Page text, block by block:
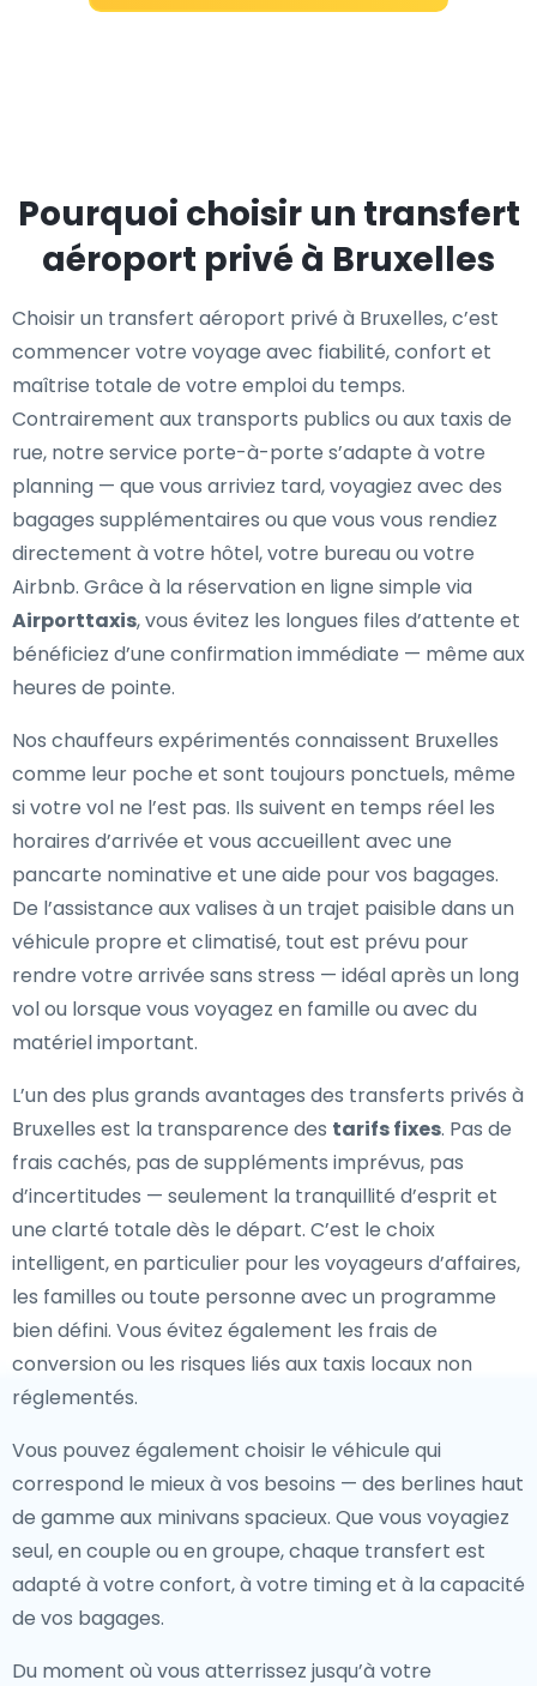
Pourquoi choisir un transfert
aéroport privé à Bruxelles
Choisir un transfert aéroport privé à Bruxelles, c’est
commencer votre voyage avec fiabilité, confort et
maîtrise totale de votre emploi du temps.
Contrairement aux transports publics ou aux taxis de
rue, notre service porte-à-porte s’adapte à votre
planning — que vous arriviez tard, voyagiez avec des
bagages supplémentaires ou que vous vous rendiez
directement à votre hôtel, votre bureau ou votre
Airbnb. Grâce à la réservation en ligne simple via
Airporttaxis, vous évitez les longues files d’attente et
bénéficiez d’une confirmation immédiate — même aux
heures de pointe.
Nos chauffeurs expérimentés connaissent Bruxelles
comme leur poche et sont toujours ponctuels, même
si votre vol ne l’est pas. Ils suivent en temps réel les
horaires d’arrivée et vous accueillent avec une
pancarte nominative et une aide pour vos bagages.
De l’assistance aux valises à un trajet paisible dans un
véhicule propre et climatisé, tout est prévu pour
rendre votre arrivée sans stress — idéal après un long
vol ou lorsque vous voyagez en famille ou avec du
matériel important.
L’un des plus grands avantages des transferts privés à
Bruxelles est la transparence des tarifs fixes. Pas de
frais cachés, pas de suppléments imprévus, pas
d’incertitudes — seulement la tranquillité d’esprit et
une clarté totale dès le départ. C’est le choix
intelligent, en particulier pour les voyageurs d’affaires,
les familles ou toute personne avec un programme
bien défini. Vous évitez également les frais de
conversion ou les risques liés aux taxis locaux non
réglementés.
Vous pouvez également choisir le véhicule qui
correspond le mieux à vos besoins — des berlines haut
de gamme aux minivans spacieux. Que vous voyagiez
seul, en couple ou en groupe, chaque transfert est
adapté à votre confort, à votre timing et à la capacité
de vos bagages.
Du moment où vous atterrissez jusqu’à votre